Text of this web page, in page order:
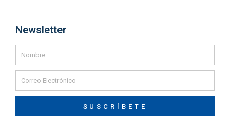
Newsletter
SUSCRÍBETE